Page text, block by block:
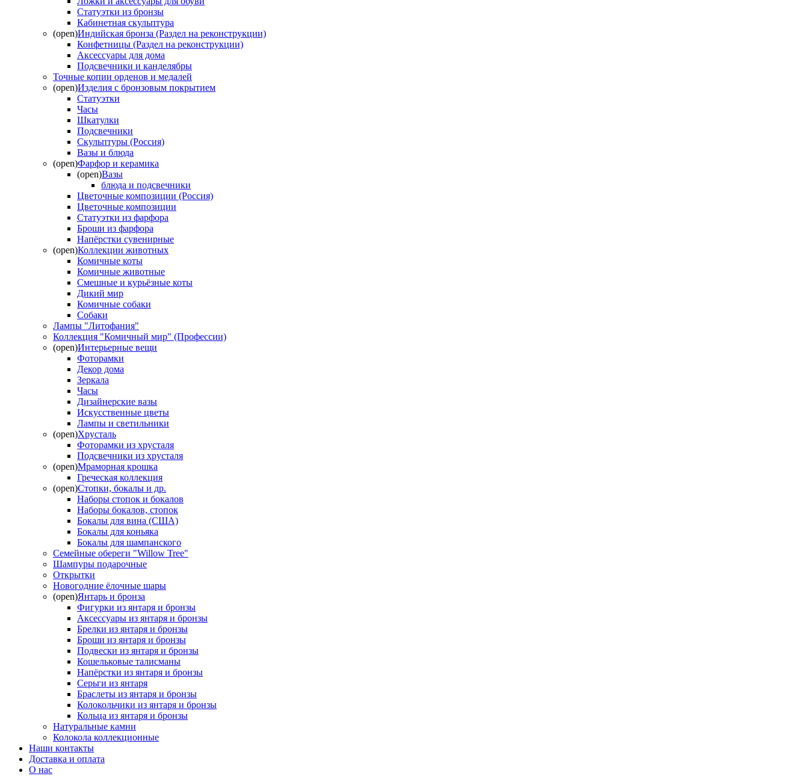
Статуэтки из бронзы
Кабинетная скульптура
(open)Индийская бронза (Раздел на реконструкции)
Конфетницы (Раздел на реконструкции)
Аксессуары для дома
Подсвечники и канделябры
Точные копии орденов и медалей
(open)Изделия с бронзовым покрытием
Статуэтки
Часы
Шкатулки
Подсвечники
Скульптуры (Россия)
Вазы и блюда
(open)Фарфор и керамика
(open)Вазы
блюда и подсвечники
Цветочные композиции (Россия)
Цветочные композиции
Статуэтки из фарфора
Броши из фарфора
Напёрстки сувенирные
(open)Коллекции животных
Комичные коты
Комичные животные
Смешные и курьёзные коты
Дикий мир
Комичные собаки
Собаки
Лампы "Литофания"
Коллекция "Комичный мир" (Профессии)
(open)Интерьерные вещи
Фоторамки
Декор дома
Зеркала
Часы
Дизайнерские вазы
Искусственные цветы
Лампы и светильники
(open)Хрусталь
Фоторамки из хрусталя
Подсвечники из хрусталя
(open)Мраморная крошка
Греческая коллекция
(open)Стопки, бокалы и др.
Наборы стопок и бокалов
Наборы бокалов, стопок
Бокалы для вина (США)
Бокалы для коньяка
Бокалы для шампанского
Семейные обереги "Willow Tree"
Шампуры подарочные
Открытки
Новогодние ёлочные шары
(open)Янтарь и бронза
Фигурки из янтаря и бронзы
Аксессуары из янтаря и бронзы
Брелки из янтаря и бронзы
Броши из янтаря и бронзы
Подвески из янтаря и бронзы
Кошельковые талисманы
Напёрстки из янтаря и бронзы
Серьги из янтаря
Браслеты из янтаря и бронзы
Колокольчики из янтаря и бронзы
Кольца из янтаря и бронзы
Натуральные камни
Колокола коллекционные
Наши контакты
Доставка и оплата
О нас